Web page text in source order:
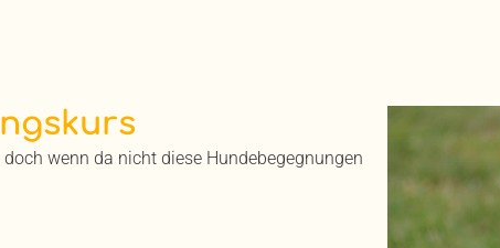
wenn da nicht diese Hundebegegnungen